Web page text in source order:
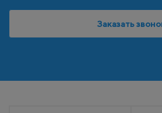
Заказать